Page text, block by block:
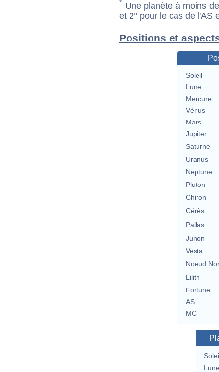
* Une planète à moins
et 2° pour le cas de l'AS
Positions et
Soleil
Lune
Mercure
Vénus
Mars
Jupiter
Saturne
Uranus
Neptune
Pluton
Chiron
Cérès
Pallas
Junon
Vesta
Noeud
Lilith
Fortune
AS
MC
Lune